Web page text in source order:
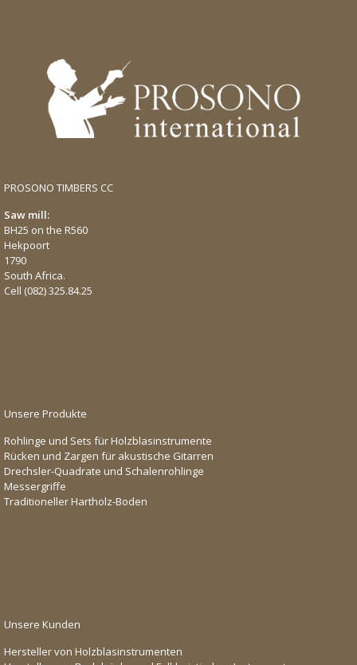
PROSONO TIMBERS CC
Saw mill:
BH25 on the R560
Hekpoort
1790
South Africa.
Cell (082) 325.84.25
Unsere Produkte
Rohlinge und Sets für Holzblasinstrumente
Rücken und Zargen für akustische Gitarren
Drechsler-Quadrate und Schalenrohlinge
Messergriffe
Traditioneller Hartholz-Boden
Unsere Kunden
Hersteller von Holzblasinstrumenten